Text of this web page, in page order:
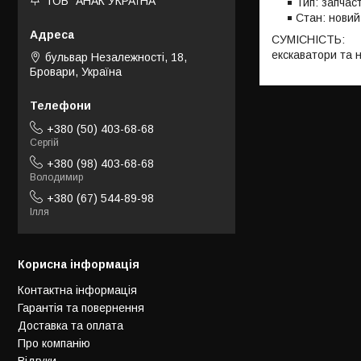
Стан: новий
СУМІСНІСТЬ:
екскаватори та
бульвар Незалежності, 18,
Бровари, Україна
+380 (50) 403-68-68
Сергій
+380 (98) 403-68-68
Володимир
+380 (67) 544-89-98
Ілля
Корисна інформація
Контактна інформація
Гарантія та повернення
Доставка та оплата
Про компанію